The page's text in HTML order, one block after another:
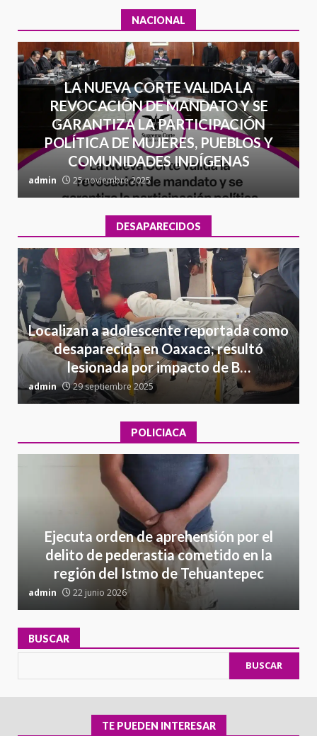
NACIONAL
LA NUEVA CORTE VALIDA LA
REVOCACIÓN DE MANDATO Y SE
GARANTIZA LA PARTICIPACIÓN
POLÍTICA DE MUJERES, PUEBLOS Y
COMUNIDADES INDÍGENAS
admin 25 noviembre 2025
DESAPARECIDOS
Localizan a adolescente reportada como
desaparecida en Oaxaca; resultó
lesionada por impacto de B…
admin 29 septiembre 2025
POLICIACA
Ejecuta orden de aprehensión por el
delito de pederastia cometido en la
región del Istmo de Tehuantepec
admin 22 junio 2026
BUSCAR
BUSCAR
TE PUEDEN INTERESAR